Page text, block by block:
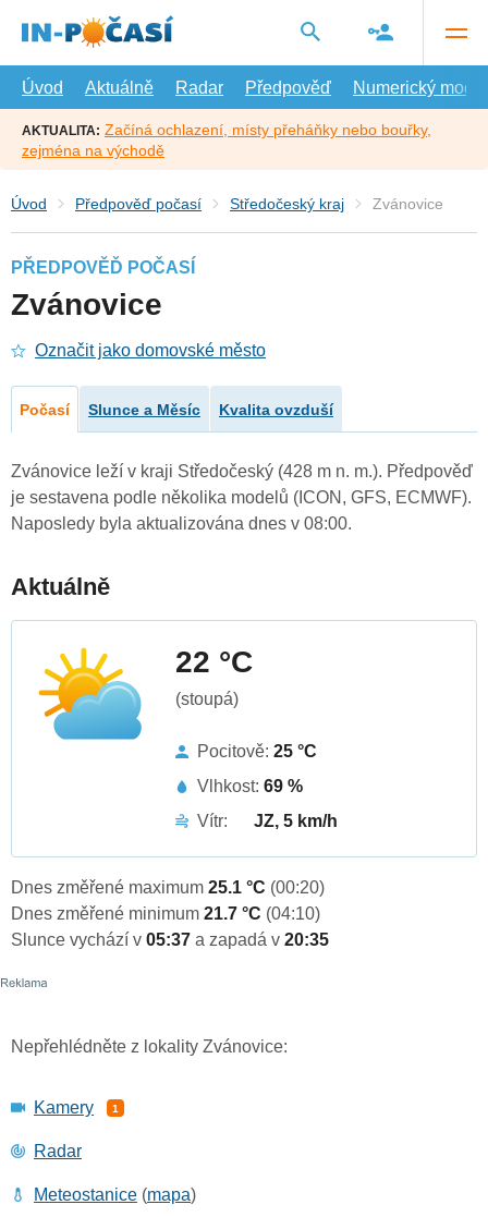
hlavní
Úvod
Aktuálně Radar Předpověď Numerický model
AKTUALITA: Začíná ochlazení, místy přeháňky nebo bouřky,
zejména na východě
Úvod Předpověď počasí Středočeský kraj Zvánovice
PŘEDPOVĚĎ POČASÍ
Zvánovice
Označit jako domovské město
Počasí Slunce a Měsíc Kvalita ovzduší
Zvánovice leží v kraji Středočeský (428 m n. m.). Předpověď
je sestavena podle několika modelů (ICON, GFS, ECMWF).
Naposledy byla aktualizována dnes v 08:00.
Aktuálně
22 °C
(stoupá)
Pocitově: 25 °C
Vlhkost: 69 %
Vítr:
JZ, 5 km/h
Dnes změřené maximum 25.1 °C (00:20)
Dnes změřené minimum 21.7 °C (04:10)
Slunce vychází v 05:37 a zapadá v 20:35
Nepřehlédněte z lokality Zvánovice:
Kamery 1
Radar
Meteostanice (mapa)